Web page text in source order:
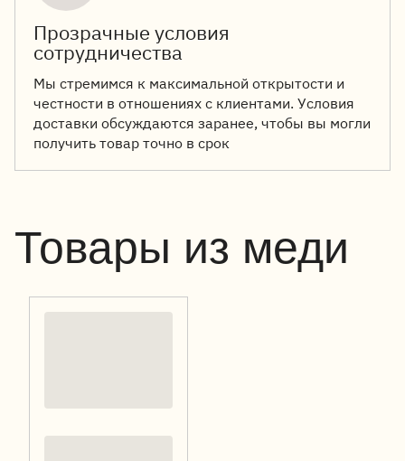
Прозрачные условия
сотрудничества
Мы стремимся к максимальной открытости и
честности в отношениях с клиентами. Условия
доставки обсуждаются заранее, чтобы вы могли
получить товар точно в срок
Товары из меди